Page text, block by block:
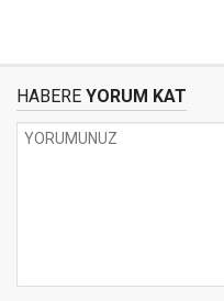
HABERE YORUM KAT